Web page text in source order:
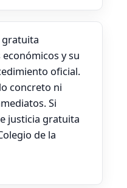
gratuita
y su
oficial.
concreto ni
Si
justicia gratuita
de la